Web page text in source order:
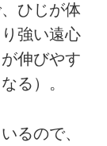
ひじが体
強い遠心
伸びやす
る）。
るので、